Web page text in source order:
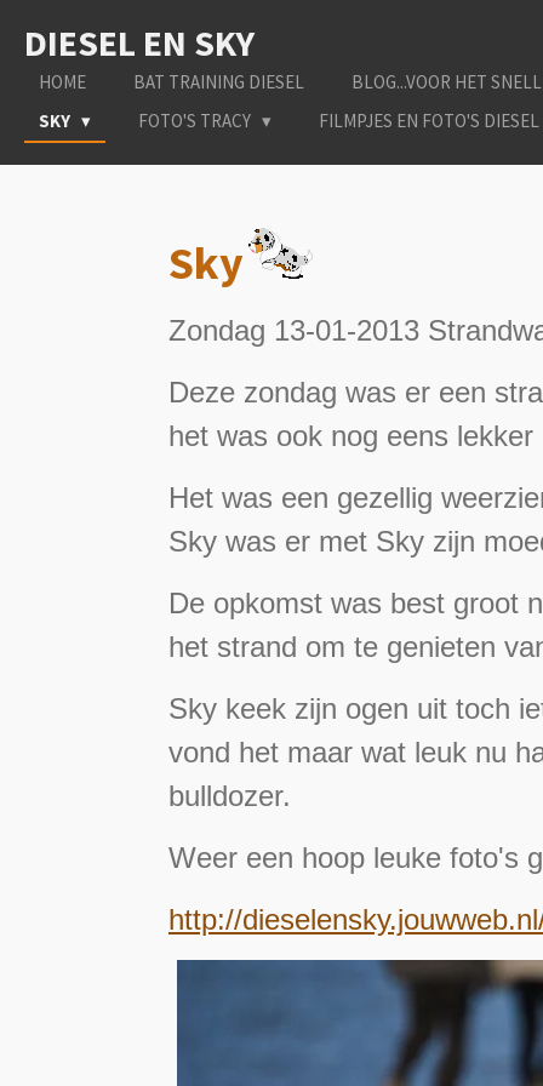
direct
naar
hoofdinhoud
DIESEL EN SKY
HOME BAT TRAINING DIESEL
BLOG...VOOR HET
SKY
FOTO'S TRACY FILMPJES EN FOTO'S DIESEL
Sky
Zondag 13-01-2013
Deze zondag was er een
het was ook nog eens
Het was een gezellig
Sky was er met Sky zijn
De opkomst was best groot
het strand om te genieten
Sky keek zijn ogen uit toch
vond het maar wat leuk nu
bulldozer.
Weer een hoop leuke foto's
http://